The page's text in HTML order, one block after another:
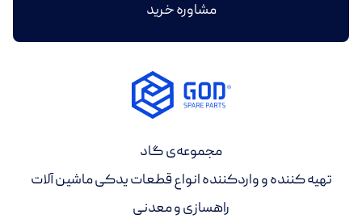
مشاوره خرید
مجموعه‌ی گاد
تهیه کننده و واردکننده انواع قطعات یدکی ماشین آلات
راهسازی و معدنی